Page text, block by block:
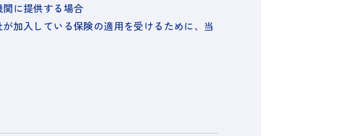
に提供する場合
加入している保険の適用を受けるために、当